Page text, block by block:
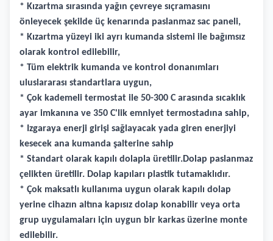
* Kızartma sırasında yağın çevreye sıçramasını
önleyecek şekilde üç kenarında paslanmaz sac paneli,
* Kızartma yüzeyi iki ayrı kumanda sistemi ile bağımsız
olarak kontrol edilebilir,
* Tüm elektrik kumanda ve kontrol donanımları
uluslararası standartlara uygun,
* Çok kademeli termostat ile 50-300 C arasında sıcaklık
ayar imkanına ve 350 C'lik emniyet termostadına sahip,
* Izgaraya enerji girişi sağlayacak yada giren enerjiyi
kesecek ana kumanda şalterine sahip
* Standart olarak kapılı dolapla üretilir.Dolap paslanmaz
çelikten üretilir. Dolap kapıları plastik tutamaklıdır.
* Çok maksatlı kullanıma uygun olarak kapılı dolap
yerine cihazın altına kapısız dolap konabilir veya orta
grup uygulamaları için uygun bir karkas üzerine monte
edilebilir.